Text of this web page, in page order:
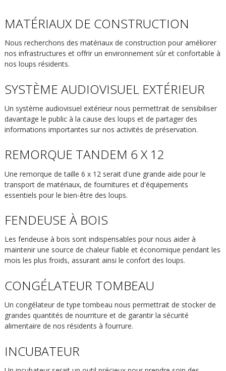
MATÉRIAUX DE CONSTRUCTION
Nous recherchons des matériaux de construction pour améliorer
nos infrastructures et offrir un environnement sûr et confortable à
nos loups résidents.
SYSTÈME AUDIOVISUEL EXTÉRIEUR
Un système audiovisuel extérieur nous permettrait de sensibiliser
davantage le public à la cause des loups et de partager des
informations importantes sur nos activités de préservation.
REMORQUE TANDEM 6 X 12
Une remorque de taille 6 x 12 serait d'une grande aide pour le
transport de matériaux, de fournitures et d'équipements
essentiels pour le bien-être des loups.
FENDEUSE À BOIS
Les fendeuse à bois sont indispensables pour nous aider à
maintenir une source de chaleur fiable et économique pendant les
mois les plus froids, assurant ainsi le confort des loups.
CONGÉLATEUR TOMBEAU
Un congélateur de type tombeau nous permettrait de stocker de
grandes quantités de nourriture et de garantir la sécurité
alimentaire de nos résidents à fourrure.
INCUBATEUR